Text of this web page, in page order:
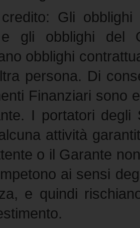
Gli obblighi
gli obblighi del
obblighi
persona. Di
Finanziari sono
I portatori degli
attività
o il Garante
ai sensi
e quindi